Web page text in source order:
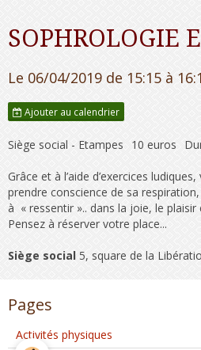
SOPHROLOGIE
Le 06/04/2019 de 15:15 à
Ajouter au calendrier
Siège social - Etampes 10 euros
Grâce et à l’aide d’exercices
prendre conscience de sa
à « ressentir ».. dans la joie, le plaisir
Pensez à réserver votre place...
Siège social5, square de la
Pages
Activités physiques